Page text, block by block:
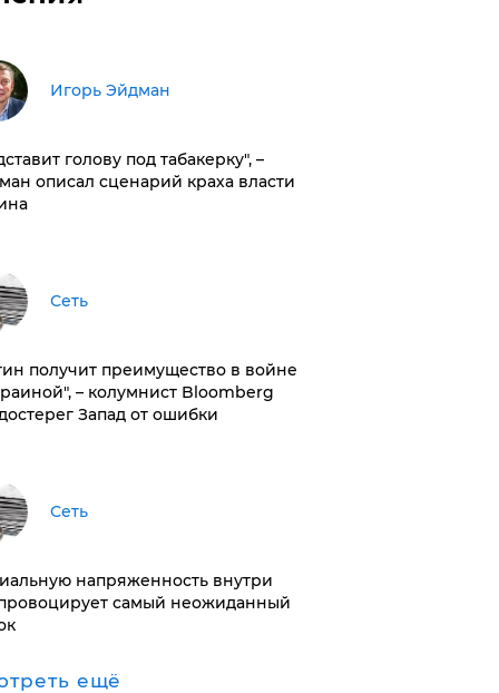
Игорь Эйдман
голову под табакерку", –
описал сценарий краха власти
Сеть
получит преимущество в войне
– колумнист Bloomberg
Запад от ошибки
Сеть
напряженность внутри
самый неожиданный
ещё